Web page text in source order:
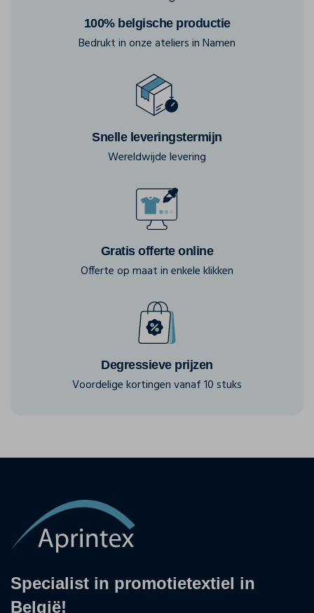
100% belgische productie
Bedrukt in onze ateliers in Namen
Snelle leveringstermijn
Wereldwijde levering
Gratis offerte online
Offerte op maat in enkele klikken
Degressieve prijzen
Voordelige kortingen vanaf 10 stuks
Specialist in promotietextiel in
België!